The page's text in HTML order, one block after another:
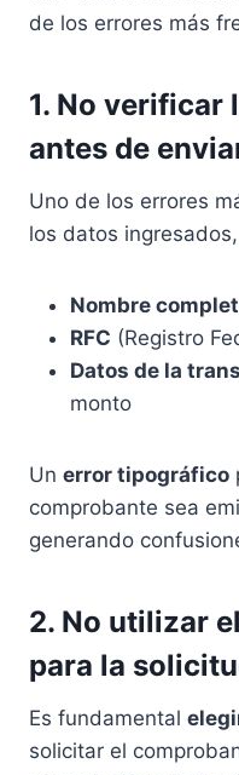
de los errores más
1. No verificar
antes de
Uno de los errores
los datos
Nombre
RFC (Registro
Datos de la
monto
Un error tipográfico
comprobante sea
generando
2. No utilizar
para la
Es fundamental
solicitar el